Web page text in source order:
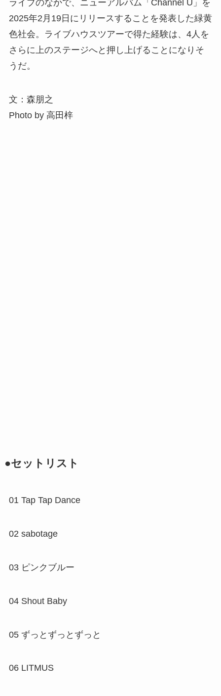
ライブのなかで、ニューアルバム「Channel U」を
2025年2月19日にリリースすることを発表した緑黄
色社会。ライブハウスツアーで得た経験は、4人を
さらに上のステージへと押し上げることになりそ
うだ。
文：森朋之
Photo by 高田梓
●セットリスト
01 Tap Tap Dance
02 sabotage
03 ピンクブルー
04 Shout Baby
05 ずっとずっとずっと
06 LITMUS